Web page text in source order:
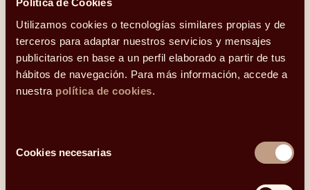
Política de Cookies
Utilizamos cookies o tecnologías similares propias y de
terceros para adaptar nuestros servicios y mensajes
publicitarios en base a un perfil elaborado a partir de tus
hábitos de navegación. Para más información, accede a
nuestra política de cookies.
deCookies necesarias
Sobre Abante
Abante es una entidad financiera independiente
especializada en asesoramiento financiero y gestión
de activos alineada a largo plazo con los intereses de
asesoramiento financiero y gestión de activos más
competitiva del mercado español. Desde entonces ha
llegado a acuerdos de integración con C2 Asesores,